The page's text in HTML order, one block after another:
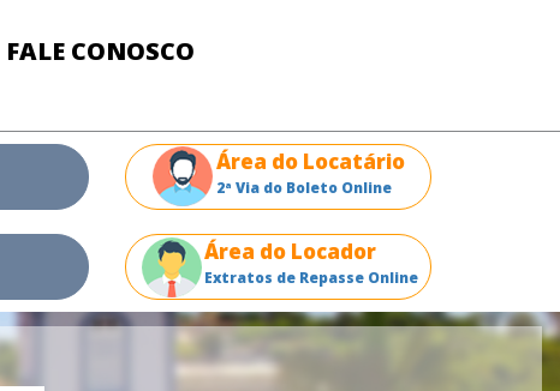
FALE CONOSCO
Área do Locatário
2ª Via do Boleto Online
Área do Locador
Extratos de Repasse Online